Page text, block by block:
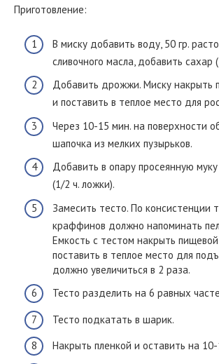
Приготовление:
В миску добавить воду, 50 гр.
сливочного масла, добавить сахар
Добавить дрожжи. Миску накрыть
и поставить в теплое место для
Через 10-15 мин. на поверхности
шапочка из мелких пузырьков.
Добавить в опару просеянную муку
(1/2 ч. ложки).
Замесить тесто. По консистенции
краффинов должно напоминать
Емкость с тестом накрыть
поставить в теплое место для
должно увеличиться в 2 раза.
Тесто разделить на 6 равных
Тесто подкатать в шарик.
Накрыть пленкой и оставить на